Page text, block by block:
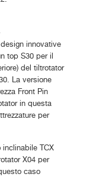
innovative
top S30 per il
del tiltrotator
La versione
Front Pin
in questa
per
inclinabile TCX
X04 per
caso